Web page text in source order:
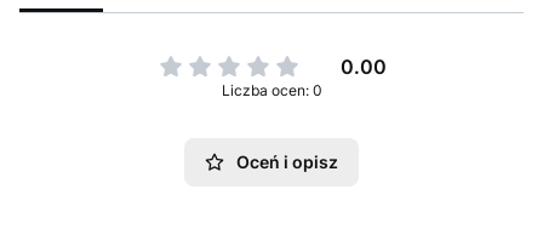
0.00
Liczba ocen: 0
Oceń i opisz